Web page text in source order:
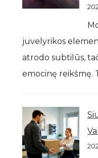
juvelyrikos
atrodo subtilūs,
emocinę reikšmę.